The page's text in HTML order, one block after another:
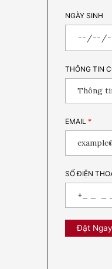
NGÀY SINH
THÔNG TIN
EMAIL *
SỐ ĐIỆN
Đặt Ngay